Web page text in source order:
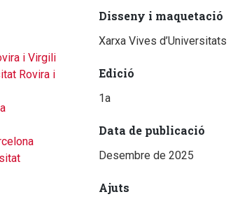
i Virgili
Rovira i
Disseny i maquetació
Xarxa Vives d’Universitats
Edició
1a
Data de publicació
Desembre de 2025
Ajuts